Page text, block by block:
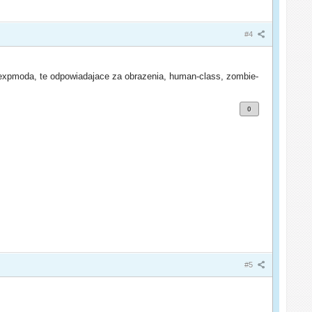
#4
te odpowiadajace za obrazenia, human-class, zombie-
0
#5